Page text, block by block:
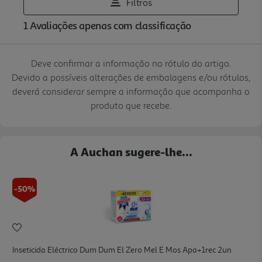
Deve confirmar a informação no rótulo do artigo.
Devido a possíveis alterações de embalagens e/ou rótulos,
deverá considerar sempre a informação que acompanha o
produto que recebe.
A Auchan sugere-lhe...
-50%
Inseticida Eléctrico Dum Dum El Zero Mel E Mos Apa+1rec 2un